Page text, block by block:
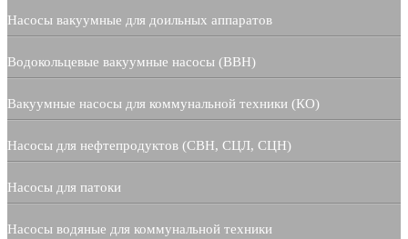
Насосы вакуумные для доильных аппаратов
Водокольцевые вакуумные насосы (ВВН)
Вакуумные насосы для коммунальной техники (КО)
Насосы для нефтепродуктов (СВН, СЦЛ, СЦН)
Насосы для патоки
Насосы водяные для коммунальной техники